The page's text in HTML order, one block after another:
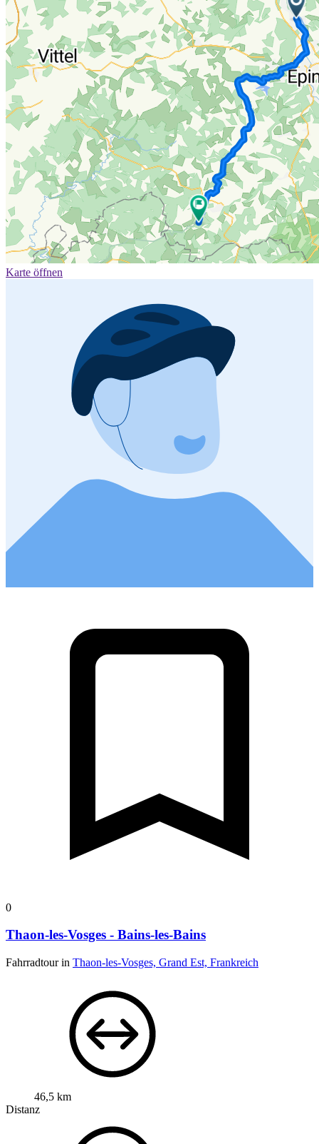
Karte öffnen
0
Thaon-les-Vosges - Bains-les-Bains
Fahrradtour in Thaon-les-Vosges, Grand Est, Frankreich
46,5 km
Distanz